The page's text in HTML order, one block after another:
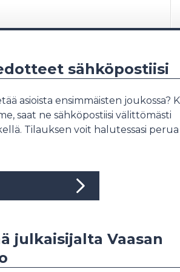
sähköpostiisi
asioista ensimmäisten joukossa?
saat ne sähköpostiisi välittömästi
Tilauksen voit halutessasi
julkaisijalta Vaasan